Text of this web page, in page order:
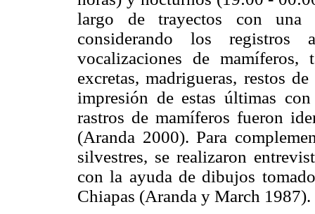
largo de trayectos con una
considerando los registros
vocalizaciones de mamíferos,
excretas, madrigueras, restos
impresión de estas últimas
rastros de mamíferos fueron
(Aranda 2000). Para
silvestres, se realizaron
con la ayuda de dibujos
Chiapas (Aranda y March 1987).